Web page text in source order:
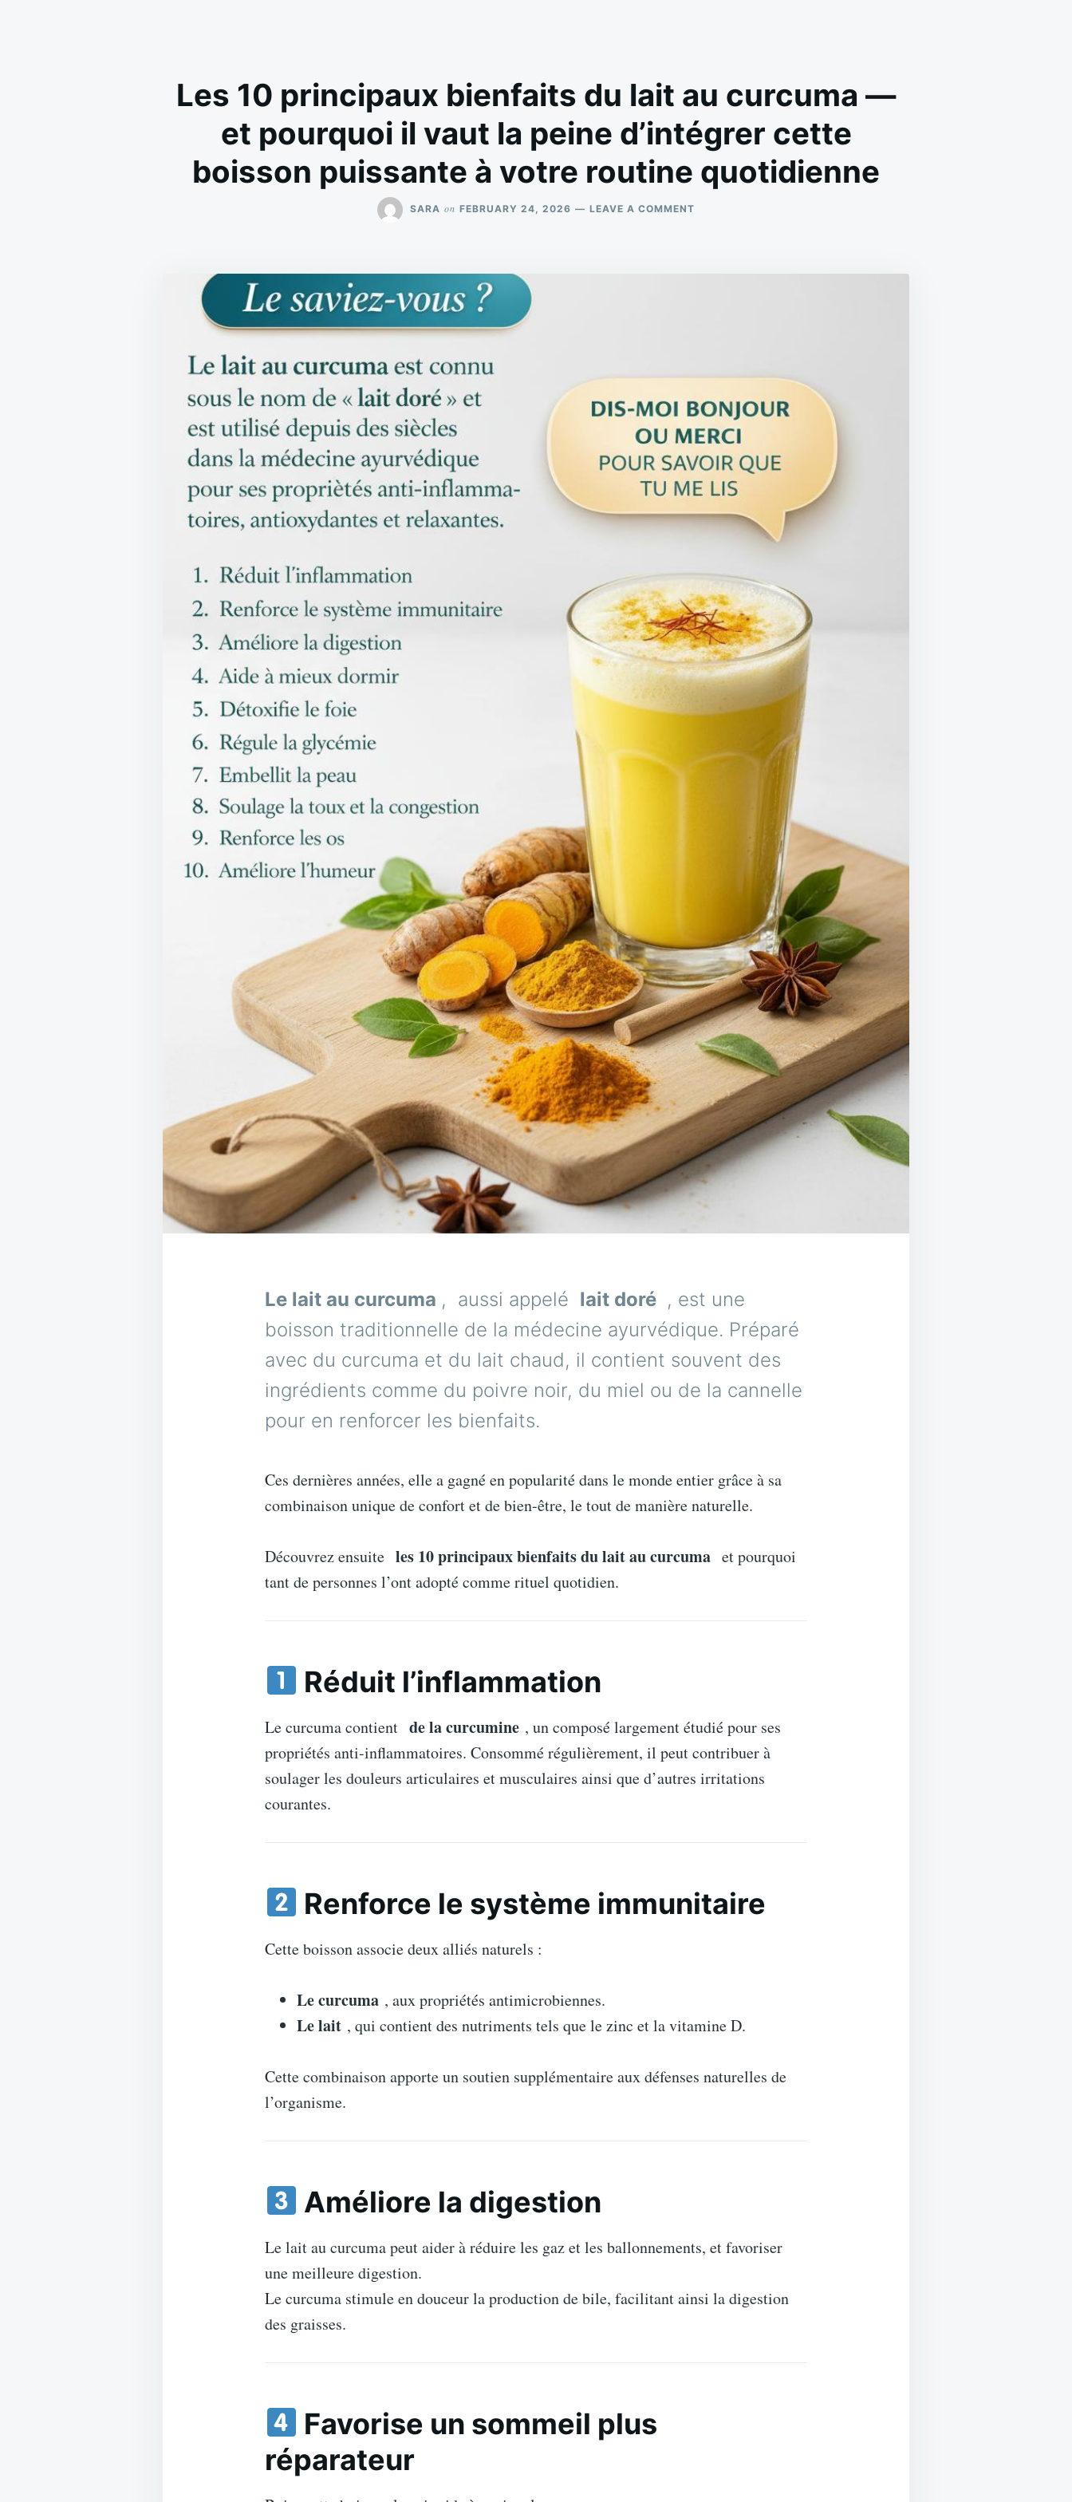
Les 10 principaux bienfaits du lait au curcuma —
et pourquoi il vaut la peine d’intégrer cette
boisson puissante à votre routine quotidienne
SARA on FEBRUARY 24, 2026 LEAVE A COMMENT
VAUT
LA
PEINE
D’INTÉGRER
CETTE
BOISSON
PUISSANTE
VOTRE
Le lait au curcuma , aussi appelé lait doré , est une
boisson traditionnelle de la médecine ayurvédique. Préparé
avec du curcuma et du lait chaud, il contient souvent des
ingrédients comme du poivre noir, du miel ou de la cannelle
pour en renforcer les bienfaits.
Ces dernières années, elle a gagné en popularité dans le monde entier grâce à sa
combinaison unique de confort et de bien-être, le tout de manière naturelle.
Découvrez ensuite les 10 principaux bienfaits du lait au curcuma et pourquoi
tant de personnes l’ont adopté comme rituel quotidien.
Réduit l’inflammation
Le curcuma contient de la curcumine , un composé largement étudié pour ses
propriétés anti-inflammatoires. Consommé régulièrement, il peut contribuer à
soulager les douleurs articulaires et musculaires ainsi que d’autres irritations
courantes.
Renforce le système immunitaire
Cette boisson associe deux alliés naturels :
Le curcuma , aux propriétés antimicrobiennes.
Le lait , qui contient des nutriments tels que le zinc et la vitamine D.
Cette combinaison apporte un soutien supplémentaire aux défenses naturelles de
l’organisme.
Améliore la digestion
Le lait au curcuma peut aider à réduire les gaz et les ballonnements, et favoriser
une meilleure digestion.
Le curcuma stimule en douceur la production de bile, facilitant ainsi la digestion
des graisses.
Favorise un sommeil plus
réparateur